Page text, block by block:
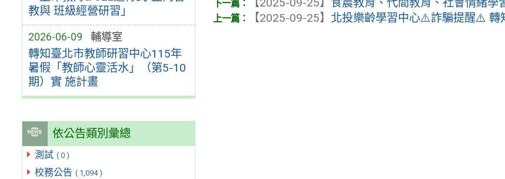
教與 班級經營研習」
2026-06-09 輔導室
轉知臺北市教師研習中心115年
暑假「教師心靈活水」（第5-10
期）實 施計畫
依公告類別彙總
測試 ( 0 )
校務公告 ( 1,094 )
【2025-09-25】 北投樂齡學習中心⚠️詐騙提醒⚠️ 轉